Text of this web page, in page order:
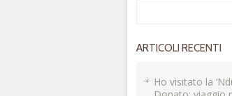
ARTICOLI RECENTI
Ho visitato la